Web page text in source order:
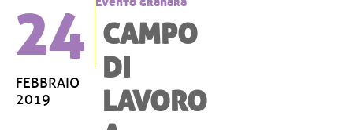
24
FEBBRAIO
2019
CAMPO
DI
LAVORO